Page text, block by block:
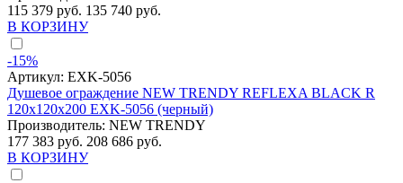
115 379 руб. 135 740 руб.
В КОРЗИНУ
-15%
Артикул: EXK-5056
Душевое ограждение NEW TRENDY REFLEXA BLACK R
120x120x200 EXK-5056 (черный)
Производитель: NEW TRENDY
177 383 руб. 208 686 руб.
В КОРЗИНУ